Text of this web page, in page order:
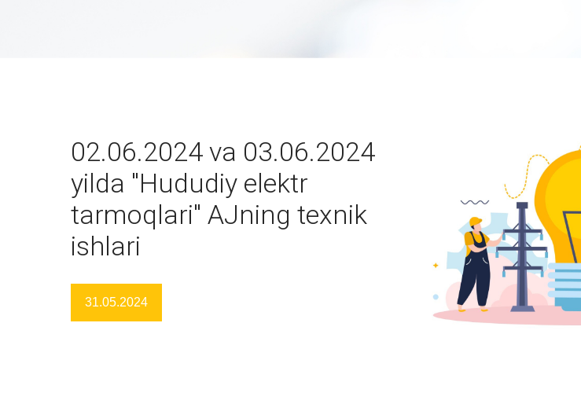
02.06.2024 va 03.06.2024
yilda "Hududiy elektr
tarmoqlari" AJning texnik
ishlari
31.05.2024